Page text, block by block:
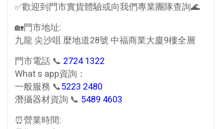
✅歡迎到門市實貨體驗或向我們專業團隊查詢🌊
🏡門市地址:
九龍 尖沙咀 麼地道28號 中福商業大廈9樓全層
門市電話 📞 2724 1322
What s app資詢：
一般服務 📞5223 2480
潛攝器材資詢 📞 5489 4603
⏰營業時間: